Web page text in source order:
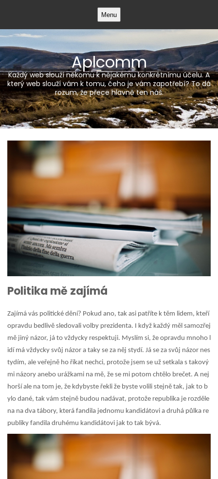
content
Menu
Aplcomm
Každý web slouží někomu k nějakému konkrétnímu účelu. A
který web slouží vám k tomu, čeho je vám zapotřebí? To dá
rozum, že přece hlavně ten náš.
Politika mě zajímá
Zajímá vás politické dění? Pokud ano, tak asi patříte k těm lidem, kteří
opravdu bedlivě sledovali volby prezidenta. I když každý měl samozřej
mě jiný názor, já to vždycky respektuji. Myslím si, že opravdu mnoho l
idí má vždycky svůj názor a taky se za něj stydí. Já se za svůj názor nes
tydím, ale veřejně ho říkat nechci, protože jsem se už setkala s takový
mi názory anebo urážkami na mě, že se mi potom chtělo brečet. A nej
horší ale na tom je, že kdybyste řekli že byste volili stejně tak, jak to b
ylo dané, tak vám stejně budou nadávat, protože republika je rozděle
na na dva tábory, která fandila jednomu kandidátovi a druhá půlka re
publiky fandila druhému kandidátovi jak to tak bývá.